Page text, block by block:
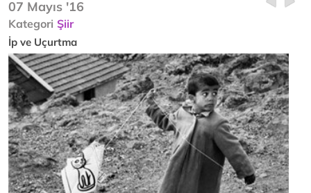
07 Mayıs '16
Kategori Şiir
İp ve Uçurtma